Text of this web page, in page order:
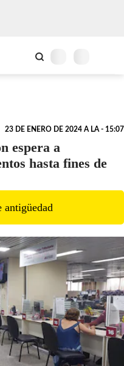
23 DE ENERO DE 2024 A LA - 15:07
espera a
hasta fines de
antigüedad